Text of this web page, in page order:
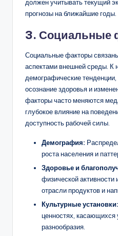
должен учитывать текущий
прогнозы на ближайшие годы.
3. Социальные
Социальные факторы
аспектами внешней среды. К
демографические
осознание здоровья и
факторы часто меняются
глубокое влияние на
доступность рабочей силы.
Демография:
роста населения и
Здоровье и
физической активности
отрасли продуктов и
Культурные установки:
ценностях, касающихся
разнообразия.